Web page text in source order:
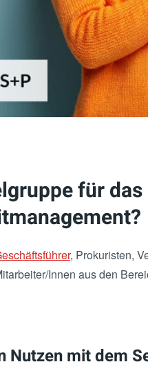
für
, Prokuristen,
Innen aus den
Nutzen mit dem